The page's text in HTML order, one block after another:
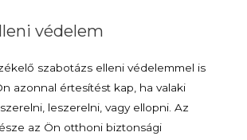
védelem
szabotázs elleni védelemmel is
azonnal értesítést kap, ha valaki
leszerelni, vagy ellopni. Az
az Ön otthoni biztonsági